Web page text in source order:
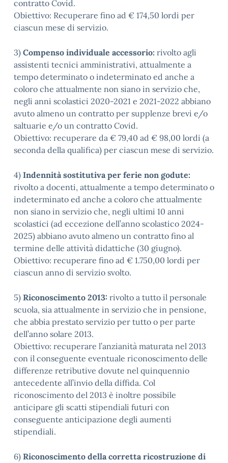
contratto Covid.
Obiettivo: Recuperare fino ad € 174,50 lordi per
ciascun mese di servizio.
3) Compenso individuale accessorio: rivolto agli
assistenti tecnici amministrativi, attualmente a
tempo determinato o indeterminato ed anche a
coloro che attualmente non siano in servizio che,
negli anni scolastici 2020-2021 e 2021-2022 abbiano
avuto almeno un contratto per supplenze brevi e/o
saltuarie e/o un contratto Covid.
Obiettivo: recuperare da € 79,40 ad € 98,00 lordi (a
seconda della qualifica) per ciascun mese di servizio.
4) Indennità sostitutiva per ferie non godute:
rivolto a docenti, attualmente a tempo determinato o
indeterminato ed anche a coloro che attualmente
non siano in servizio che, negli ultimi 10 anni
scolastici (ad eccezione dell’anno scolastico 2024-
2025) abbiano avuto almeno un contratto fino al
termine delle attività didattiche (30 giugno).
Obiettivo: recuperare fino ad € 1.750,00 lordi per
ciascun anno di servizio svolto.
5) Riconoscimento 2013: rivolto a tutto il personale
scuola, sia attualmente in servizio che in pensione,
che abbia prestato servizio per tutto o per parte
dell’anno solare 2013.
Obiettivo: recuperare l’anzianità maturata nel 2013
con il conseguente eventuale riconoscimento delle
differenze retributive dovute nel quinquennio
antecedente all’invio della diffida. Col
riconoscimento del 2013 è inoltre possibile
anticipare gli scatti stipendiali futuri con
conseguente anticipazione degli aumenti
stipendiali.
6) Riconoscimento della corretta ricostruzione di